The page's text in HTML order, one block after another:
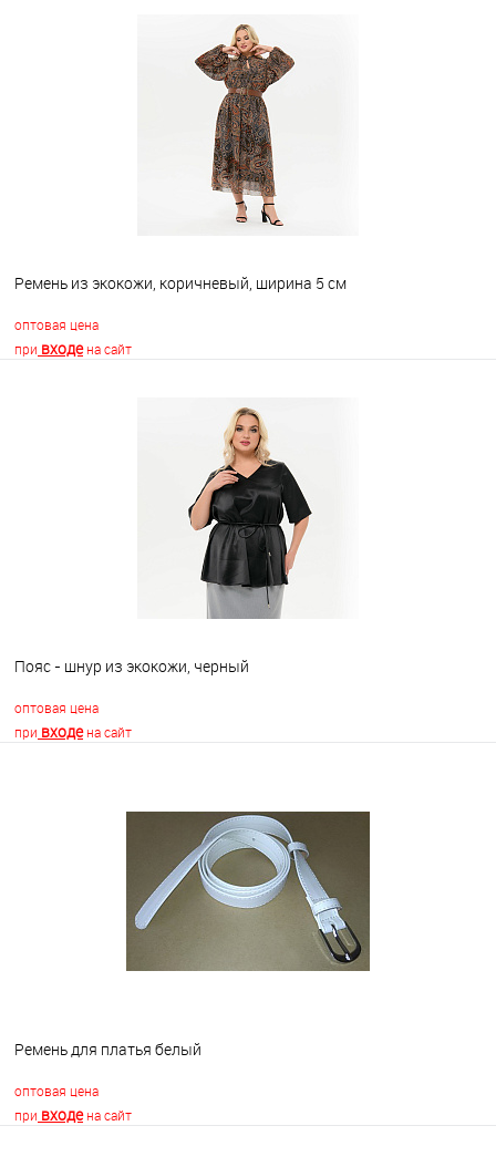
В корзину
Ремень из экокожи, коричневый, ширина 5 см
оптовая цена
при входена сайт
В корзину
Пояс - шнур из экокожи, черный
оптовая цена
при входена сайт
Недоступно
Ремень для платья белый
оптовая цена
при входена сайт